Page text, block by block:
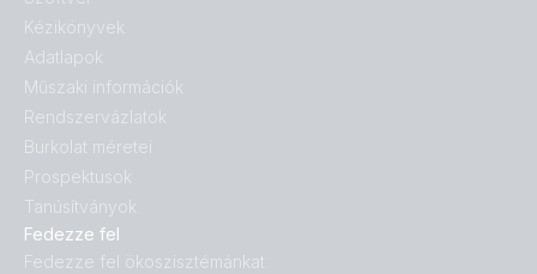
Fedezze fel
Fedezze fel ökoszisztémánkat
Kézikönyvek
Adatlapok
Műszaki információk
Rendszervázlatok
Burkolat méretei
Prospektusok
Tanúsítványok